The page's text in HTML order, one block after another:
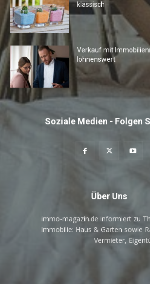
klassisch
Verkauf mit
lohnenswert
Soziale Medien - Folgen
Über Uns
immo-magazin.de informiert zu
Immobilie: Haus & Garten sowie
Vermieter,